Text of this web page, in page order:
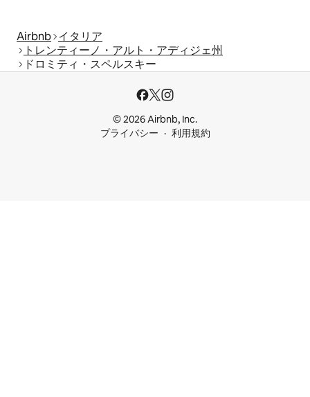
Airbnb イタリア
トレンティーノ・アルト・アディジェ州
ドロミティ・スペルスキー
© 2026 Airbnb, Inc.
プライバシー
利用規約